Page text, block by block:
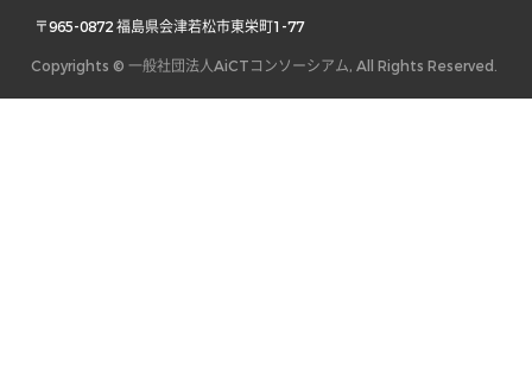
〒965-0872 福島県会津若松市東栄町1-77
Copyrights © 一般社団法人AiCTコンソーシアム, All Rights Reserved.